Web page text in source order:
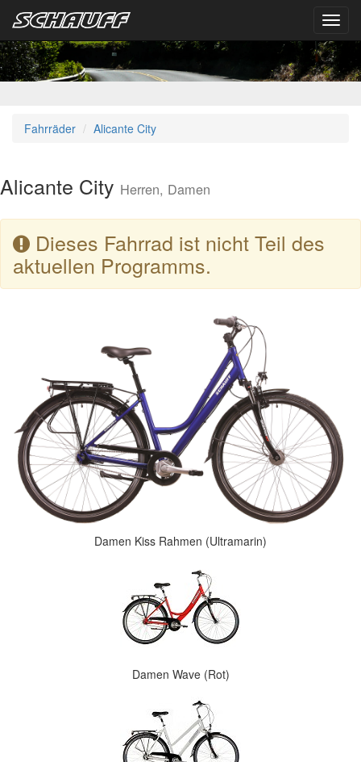
Fahrräder Alicante City
Alicante City Herren, Damen
Dieses Fahrrad ist nicht Teil des
aktuellen Programms.
Damen Kiss Rahmen (Ultramarin)
Damen Wave (Rot)